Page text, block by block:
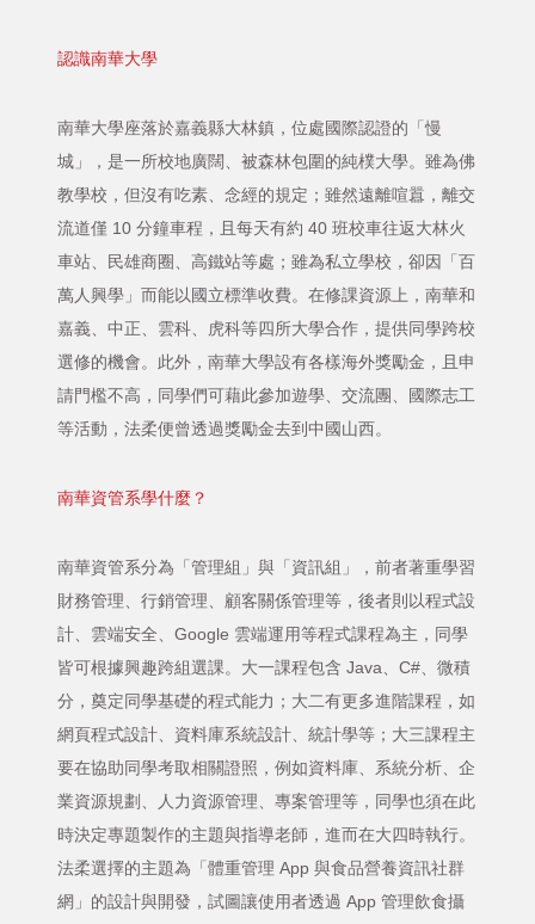
認識南華大學
南華大學座落於嘉義縣大林鎮，位處國際認證的「慢
城」，是一所校地廣闊、被森林包圍的純樸大學。雖為佛
教學校，但沒有吃素、念經的規定；雖然遠離喧囂，離交
流道僅 10 分鐘車程，且每天有約 40 班校車往返大林火
車站、民雄商圈、高鐵站等處；雖為私立學校，卻因「百
萬人興學」而能以國立標準收費。在修課資源上，南華和
嘉義、中正、雲科、虎科等四所大學合作，提供同學跨校
選修的機會。此外，南華大學設有各樣海外獎勵金，且申
請門檻不高，同學們可藉此參加遊學、交流團、國際志工
等活動，法柔便曾透過獎勵金去到中國山西。
南華資管系學什麼？
南華資管系分為「管理組」與「資訊組」，前者著重學習
財務管理、行銷管理、顧客關係管理等，後者則以程式設
計、雲端安全、Google 雲端運用等程式課程為主，同學
皆可根據興趣跨組選課。大一課程包含 Java、C#、微積
分，奠定同學基礎的程式能力；大二有更多進階課程，如
網頁程式設計、資料庫系統設計、統計學等；大三課程主
要在協助同學考取相關證照，例如資料庫、系統分析、企
業資源規劃、人力資源管理、專案管理等，同學也須在此
時決定專題製作的主題與指導老師，進而在大四時執行。
法柔選擇的主題為「體重管理 App 與食品營養資訊社群
網」的設計與開發，試圖讓使用者透過 App 管理飲食攝